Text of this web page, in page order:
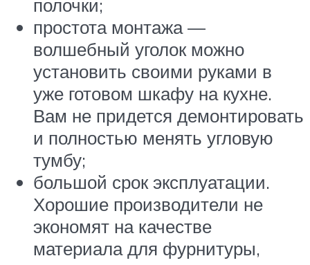
полочки;
простота монтажа —
волшебный уголок можно
установить своими руками в
уже готовом шкафу на кухне.
Вам не придется демонтировать
и полностью менять угловую
тумбу;
большой срок эксплуатации.
Хорошие производители не
экономят на качестве
материала для фурнитуры,